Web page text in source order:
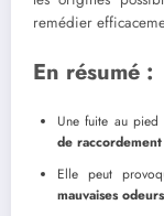
remédier
En résumé :
Une fuite au pied
de raccordement
Elle peut
mauvaises odeurs